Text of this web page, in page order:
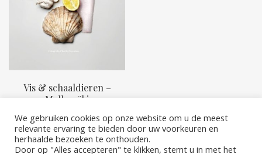
Vis & schaaldieren –
Myllymäki
We gebruiken cookies op onze website om u de meest
relevante ervaring te bieden door uw voorkeuren en
herhaalde bezoeken te onthouden.
Door op "Alles accepteren" te klikken, stemt u in met het